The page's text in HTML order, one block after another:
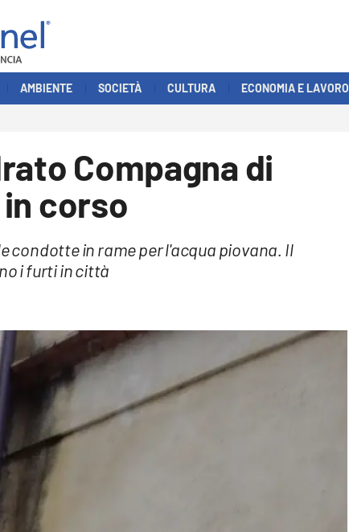
AMBIENTE SOCIETÀ CULTURA ECONOMIA E LAVORO
Compagna di
corso
in rame per l'acqua piovana. Il
i furti in città